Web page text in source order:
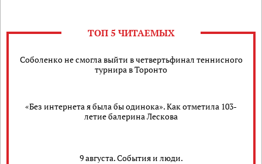
ТОП 5 ЧИТАЕМЫХ
Соболенко не смогла выйти в четвертьфинал теннисного
турнира в Торонто
«Без интернета я была бы одинока». Как отметила 103-
летие балерина Лескова
9 августа. События и люди.